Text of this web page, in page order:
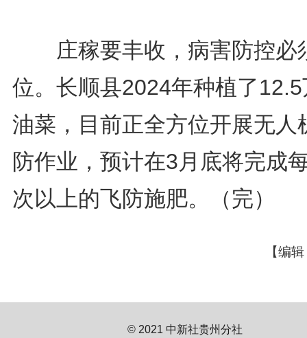
庄稼要丰收，病害防控必
位。长顺县2024年种植了
油菜，目前正全方位开展无人
防作业，预计在3月底将完成
次以上的飞防施肥。（完）
【编
© 2021 中新社贵州分社